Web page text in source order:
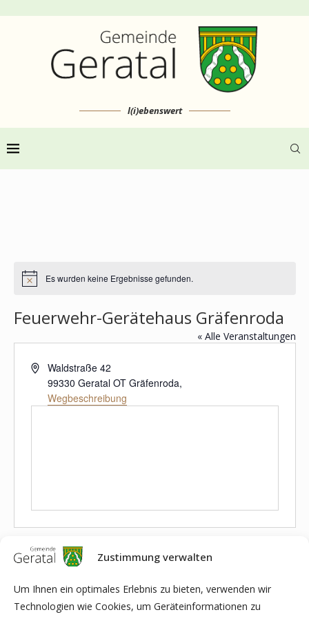
Zustimmung verwalten
Um Ihnen ein optimales Erlebnis zu bieten, verwenden wir
Technologien wie Cookies, um Geräteinformationen zu
l(i)ebenswert
HinweisEs wurden keine Ergebnisse gefunden.
Feuerwehr-Gerätehaus Gräfenroda
« Alle Veranstaltungen
AdresseWaldstraße 42
99330 Geratal OT Gräfenroda,
Wegbeschreibung
Veranstaltungen an diesem veranstaltungsort
Anstehende
Datum
wählen.